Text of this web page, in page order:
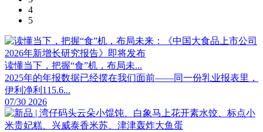
4
5
读懂当下，把握“食”机，布局未...
2025年的年报数据已经摆在我们面前——同一份乳业报表里，
伊利净利115.6...
07/30 2026